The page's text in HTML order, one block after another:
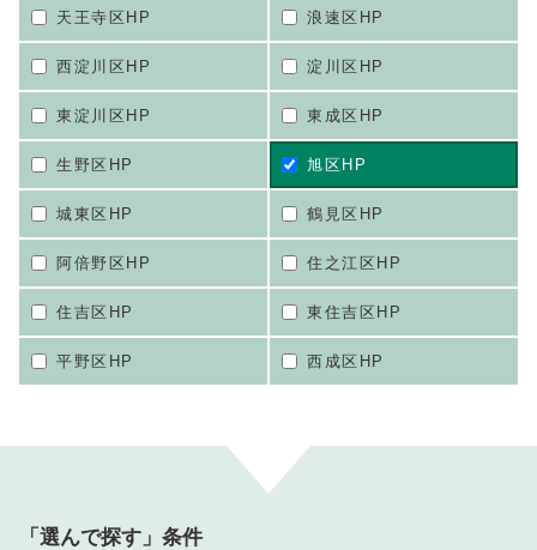
天王寺区HP 浪速区HP
西淀川区HP 淀川区HP
東淀川区HP 東成区HP
生野区HP 旭区HP
城東区HP 鶴見区HP
阿倍野区HP 住之江区HP
住吉区HP 東住吉区HP
平野区HP 西成区HP
「選んで探す」条件